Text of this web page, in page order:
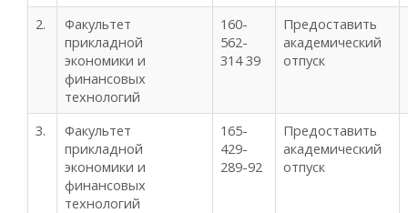
2.
Факультет
прикладной
экономики и
финансовых
технологий
160-
562-
314 39
Предоставить
академический
отпуск
3.
Факультет
прикладной
экономики и
финансовых
технологий
165-
429-
289-92
Предоставить
академический
отпуск